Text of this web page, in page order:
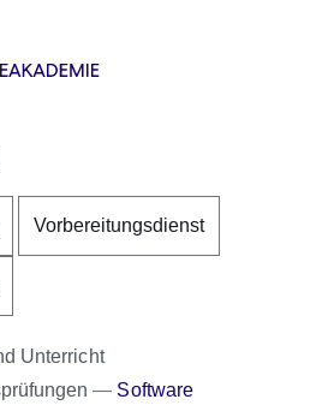
Direkt zum Kopf der
Direkt zum Inhalt
Direkt zum Fuß der
Vorbereitungsdienst
Unterricht
Software